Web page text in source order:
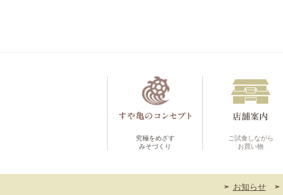
究極をめざす
みそづくり
ご試食しながら
お買い物
お知らせ